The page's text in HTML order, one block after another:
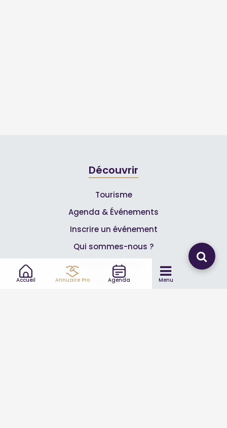
Accueil Annuaire Pro Agenda Menu
Découvrir
Tourisme
Agenda & Événements
Inscrire un événement
Qui sommes-nous ?
Rejoignez-nous !
Partenaires